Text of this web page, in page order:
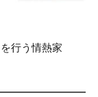
行う情熱家